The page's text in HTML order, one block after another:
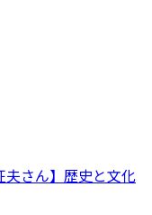
夫さん】歴史と文化